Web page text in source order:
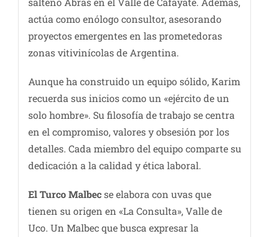
actúa como enólogo consultor, asesorando
proyectos emergentes en las prometedoras
zonas vitivinícolas de Argentina.
Aunque ha construido un equipo sólido, Karim
recuerda sus inicios como un «ejército de un
solo hombre». Su filosofía de trabajo se centra
en el compromiso, valores y obsesión por los
detalles. Cada miembro del equipo comparte su
dedicación a la calidad y ética laboral.
El Turco Malbecse elabora con uvas que
tienen su origen en «La Consulta», Valle de
Uco. Un Malbec que busca expresar la